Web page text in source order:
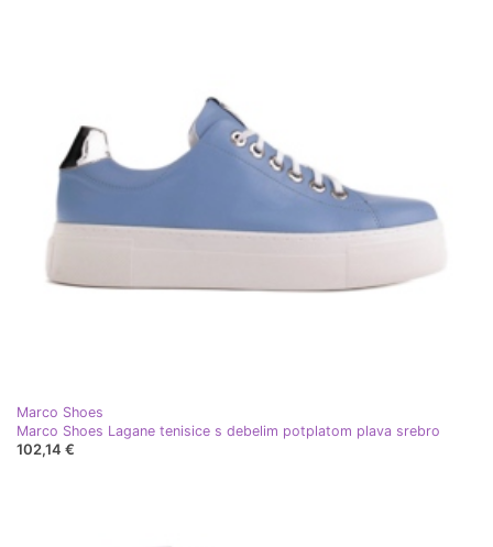
Marco Shoes
Marco Shoes Lagane tenisice s debelim potplatom plava srebro
102,14 €